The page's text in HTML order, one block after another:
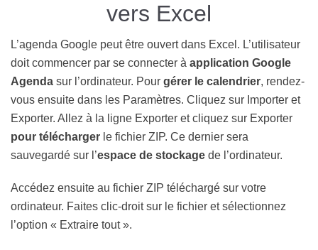
vers Excel
L’agenda Google peut être ouvert dans Excel. L’utilisateur
doit commencer par se connecter à application Google
Agenda sur l’ordinateur. Pour gérer le calendrier, rendez-
vous ensuite dans les Paramètres. Cliquez sur Importer et
Exporter. Allez à la ligne Exporter et cliquez sur Exporter
pour télécharger le fichier ZIP. Ce dernier sera
sauvegardé sur l’espace de stockage de l’ordinateur.
Accédez ensuite au fichier ZIP téléchargé sur votre
ordinateur. Faites clic-droit sur le fichier et sélectionnez
l’option « Extraire tout ».